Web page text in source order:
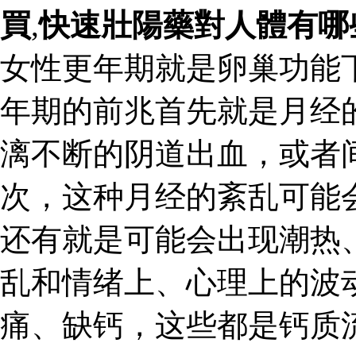
買,快速壯陽藥對人體有
女性更年期就是卵巢功能
年期的前兆首先就是月经
漓不断的阴道出血，或者
次，这种月经的紊乱可
还有就是可能会出现潮热
乱和情绪上、心理上的波
痛、缺钙，这些都是钙质